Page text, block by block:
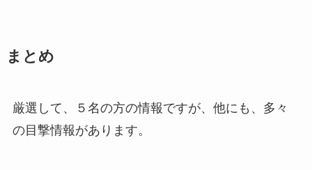
まとめ
厳選して、５名の方の情報ですが、他にも、多々
の目撃情報があります。